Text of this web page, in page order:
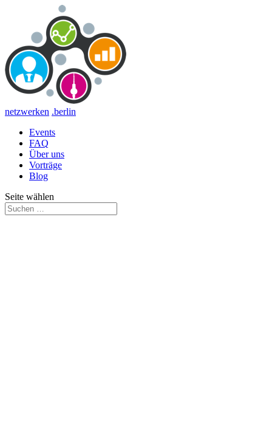
netzwerken .berlin
Events
FAQ
Über uns
Vorträge
Blog
Seite wählen